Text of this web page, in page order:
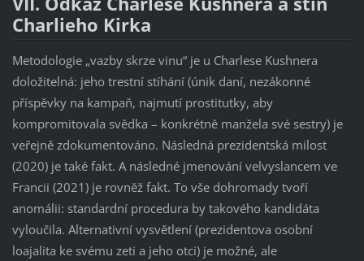
Charlieho Kirka
Metodologie „vazby skrze vinu“ je u Charlese Kushnera
doložitelná: jeho trestní stíhání (únik daní, nezákonné
příspěvky na kampaň, najmutí prostitutky, aby
kompromitovala svědka – konkrétně manžela své sestry) je
veřejně zdokumentováno. Následná prezidentská milost
(2020) je také fakt. A následné jmenování velvyslancem ve
Francii (2021) je rovněž fakt. To vše dohromady tvoří
anomálii: standardní procedura by takového kandidáta
vyloučila. Alternativní vysvětlení (prezidentova osobní
loajalita ke svému zeti a jeho otci) je možné, ale